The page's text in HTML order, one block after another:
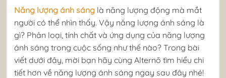
Năng lượng ánh sáng là năng lượng động mà mắt
người có thể nhìn thấy. Vậy năng lượng ánh sáng là
gì? Phân loại, tính chất và ứng dụng của năng lượng
ánh sáng trong cuộc sống như thế nào? Trong bài
viết dưới đây, mời bạn hãy cùng Alternō tìm hiểu chi
tiết hơn về năng lượng ánh sáng ngay sau đây nhé!